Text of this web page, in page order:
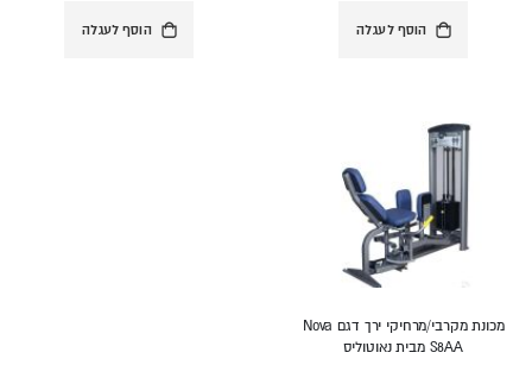
הוסף לעגלה הוסף לעגלה
מכונת מקרבי/מרחיקי ירך דגם Nova
S8AA מבית נאוטוליס